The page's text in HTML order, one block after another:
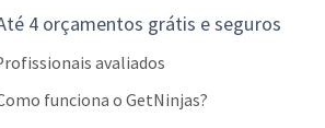
4 orçamentos grátis e seguros
avaliados
funciona o GetNinjas?